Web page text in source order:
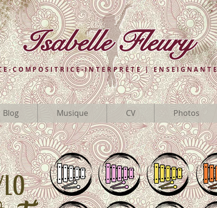
Isabelle Fleury
COMPOSITRICE-INTERPRÈTE |
Blog Musique CV Photos